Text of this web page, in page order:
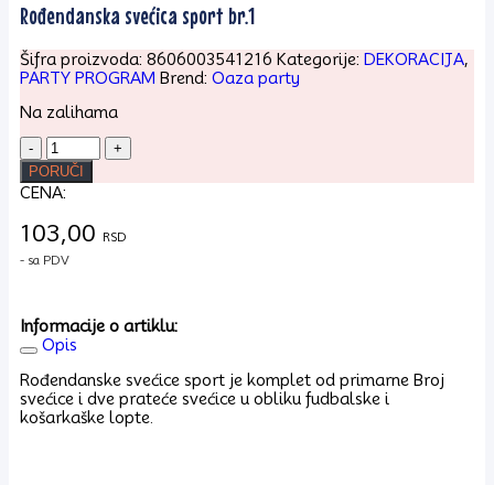
Rođendanska svećica sport br.1
Šifra proizvoda: 8606003541216 Kategorije: DEKORACIJA,
PARTY PROGRAM Brend: Oaza party
Na zalihama
Rođendanska
svećica
sport
br.1
PORUČI
CENA:
103,00 RSD
- sa PDV
Informacije o artiklu:
Opis
Rođendanske svećice sport je komplet od primarne Broj
svećice i dve prateće svećice u obliku fudbalske i
košarkaške lopte.